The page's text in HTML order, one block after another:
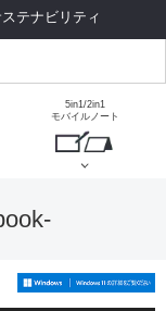
テナビリティ
5in1/2in1
モバイルノート